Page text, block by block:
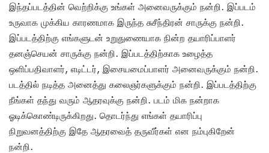
இந்தப்படத்தின் வெற்றிக்கு உங்கள் அனைவருக்கும் நன்றி. இப்படம்
உருவாக முக்கிய காரணமாக இருந்த சுசீந்திரன் சாருக்கு நன்றி.
இப்படத்திற்கு எங்களுடன் உறுதுணையாக நின்ற தயாரிப்பாளர்
தனஞ்செயன் சாருக்கு நன்றி. இப்படத்திற்காக உழைத்த
ஒளிப்பதிவாளர், எடிட்டர், இசையமைப்பாளர் அனைவருக்கும் நன்றி.
படத்தில் நடித்த அனைத்து கலைஞர்களுக்கும் நன்றி. இப்படத்திற்கு
நீங்கள் தந்து வரும் ஆதரவுக்கு நன்றி. படம் மிக நன்றாக
ஓடிக்கொண்டிருக்கிறது. தொடர்ந்து எங்கள் தயாரிப்பு
நிறுவனத்திற்கு இதே ஆதரவைத் தருவீர்கள் என நம்புகிறேன்
நன்றி.